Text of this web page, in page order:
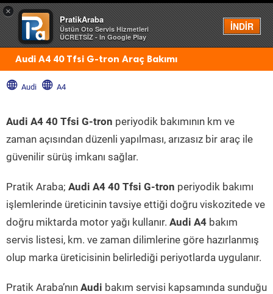
×
PratikAraba
Üstün Oto Servis Hizmetleri
ÜCRETSİZ - In Google Play
İNDİR
Menü
Audi A4 40 Tfsi G-tron Araç Bakımı
Audi A4
Audi A4 40 Tfsi G-tron periyodik bakımının km ve
zaman açısından düzenli yapılması, arızasız bir araç ile
güvenilir sürüş imkanı sağlar.
Pratik Araba; Audi A4 40 Tfsi G-tron periyodik bakımı
işlemlerinde üreticinin tavsiye ettiği doğru viskozitede ve
doğru miktarda motor yağı kullanır. Audi A4 bakım
servis listesi, km. ve zaman dilimlerine göre hazırlanmış
olup marka üreticisinin belirlediği periyotlarda uygulanır.
Pratik Araba’nın Audi bakım servisi kapsamında sunduğu